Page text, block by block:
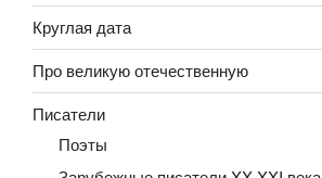
Круглая дата
Про великую отечественную
Писатели
Поэты